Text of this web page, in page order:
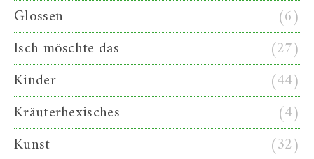
Glossen
(6)
Isch möschte das
(27)
Kinder
(44)
Kräuterhexisches
(4)
Kunst
(32)